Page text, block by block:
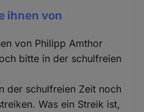
ihnen von
von Philipp Amthor
bitte in der schulfreien
der schulfreien Zeit noch
Was ein Streik ist,